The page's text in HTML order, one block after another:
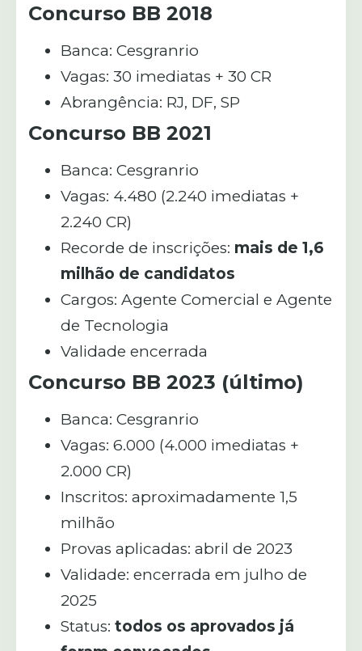
Concurso BB 2018
Banca: Cesgranrio
Vagas: 30 imediatas + 30 CR
Abrangência: RJ, DF, SP
Concurso BB 2021
Banca: Cesgranrio
Vagas: 4.480 (2.240 imediatas +
2.240 CR)
Recorde de inscrições: mais de 1,6
milhão de candidatos
Cargos: Agente Comercial e Agente
de Tecnologia
Validade encerrada
Concurso BB 2023 (último)
Banca: Cesgranrio
Vagas: 6.000 (4.000 imediatas +
2.000 CR)
Inscritos: aproximadamente 1,5
milhão
Provas aplicadas: abril de 2023
Validade: encerrada em julho de
2025
Status: todos os aprovados já